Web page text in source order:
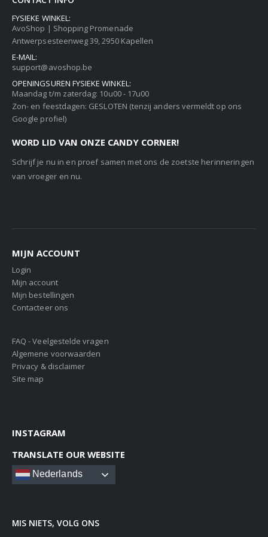
FYSIEKE WINKEL:
AvoShop | Shopping Promenade
Antwerpsesteenweg 39, 2950 Kapellen
E-MAIL:
support@avoshop.be
OPENINGSUREN FYSIEKE WINKEL:
Maandag t/m zaterdag: 10u00 - 17u00
Zon- en feestdagen: GESLOTEN (tenzij anders vermeldt op ons
Google profiel)
WORD LID VAN ONZE CANDY CORNER!
Schrijf je nu in en proef samen met ons de zoetste herinneringen
van vroeger en nu.
MIJN ACCOUNT
Login
Mijn account
Mijn bestellingen
Contacteer ons
FAQ - Veelgestelde vragen
Algemene voorwaarden
Privacy & disclaimer
Site map
INSTAGRAM
TRANSLATE OUR WEBSITE
Nederlands
MIS NIETS, VOLG ONS